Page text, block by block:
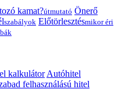
kamat?útmutató Önerő
szabályok Előtörlesztésmikor éri
kalkulátor Autóhitel
felhasználású hitel